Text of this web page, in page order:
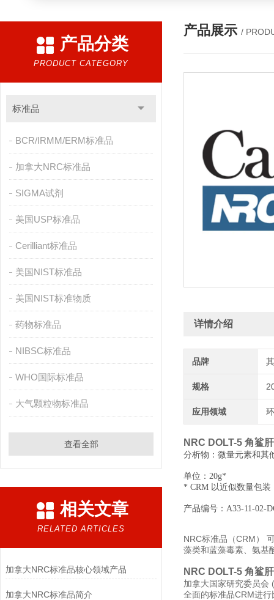
产品分类
PRODUCT CATEGORY
标准品
BCR/IRMM/ERM标准品
加拿大NRC标准品
SIGMA试剂
美国USP标准品
Cerilliant标准品
美国NIST标准品
美国NIST标准物质
药物标准品
NIBSC标准品
WHO国际标准品
大气颗粒物标准品
查看全部
相关文章
RELATED ARTICLES
加拿大NRC标准品核心领域产品
加拿大NRC标准品简介
产品展示 /
详情介绍
品牌
规格
应用领域
NRC DOLT-5 角鲨
分析物：微量元素和其
单位：20g*
* CRM 以近似数量包装
产品编号：A33-11-02-
NRC标准品（CRM）
藻类和蓝藻毒素、氨基
NRC DOLT-5 角鲨
加拿大国家研究委员会
全面的标准品CRM进